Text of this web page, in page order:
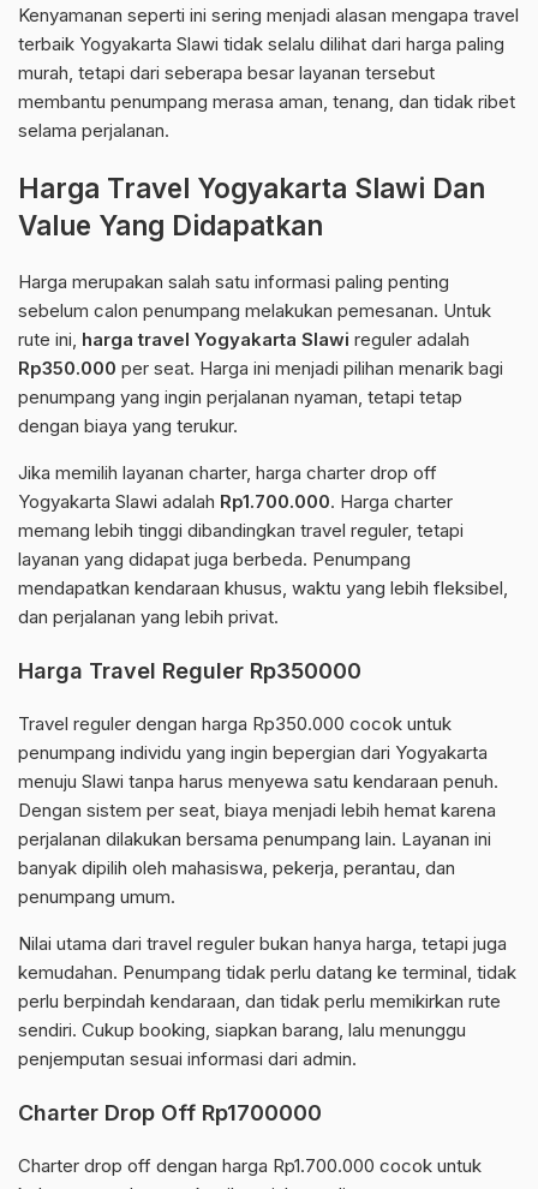
Kenyamanan seperti ini sering menjadi alasan mengapa travel
terbaik Yogyakarta Slawi tidak selalu dilihat dari harga paling
murah, tetapi dari seberapa besar layanan tersebut
membantu penumpang merasa aman, tenang, dan tidak ribet
selama perjalanan.
Harga Travel Yogyakarta Slawi Dan
Value Yang Didapatkan
Harga merupakan salah satu informasi paling penting
sebelum calon penumpang melakukan pemesanan. Untuk
rute ini, harga travel Yogyakarta Slawi reguler adalah
Rp350.000 per seat. Harga ini menjadi pilihan menarik bagi
penumpang yang ingin perjalanan nyaman, tetapi tetap
dengan biaya yang terukur.
Jika memilih layanan charter, harga charter drop off
Yogyakarta Slawi adalah Rp1.700.000. Harga charter
memang lebih tinggi dibandingkan travel reguler, tetapi
layanan yang didapat juga berbeda. Penumpang
mendapatkan kendaraan khusus, waktu yang lebih fleksibel,
dan perjalanan yang lebih privat.
Harga Travel Reguler Rp350000
Travel reguler dengan harga Rp350.000 cocok untuk
penumpang individu yang ingin bepergian dari Yogyakarta
menuju Slawi tanpa harus menyewa satu kendaraan penuh.
Dengan sistem per seat, biaya menjadi lebih hemat karena
perjalanan dilakukan bersama penumpang lain. Layanan ini
banyak dipilih oleh mahasiswa, pekerja, perantau, dan
penumpang umum.
Nilai utama dari travel reguler bukan hanya harga, tetapi juga
kemudahan. Penumpang tidak perlu datang ke terminal, tidak
perlu berpindah kendaraan, dan tidak perlu memikirkan rute
sendiri. Cukup booking, siapkan barang, lalu menunggu
penjemputan sesuai informasi dari admin.
Charter Drop Off Rp1700000
Charter drop off dengan harga Rp1.700.000 cocok untuk